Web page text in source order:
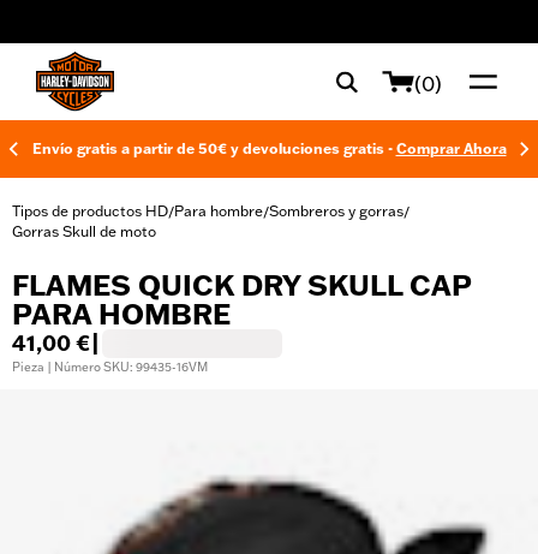
(0)
Envío gratis a partir de 50€ y devoluciones gratis - Comprar Ahora
Tipos de productos HD/Para hombre/Sombreros y gorras/
Gorras Skull de moto
FLAMES QUICK DRY SKULL CAP
PARA HOMBRE
41,00 €
Pieza | Número SKU: 99435-16VM